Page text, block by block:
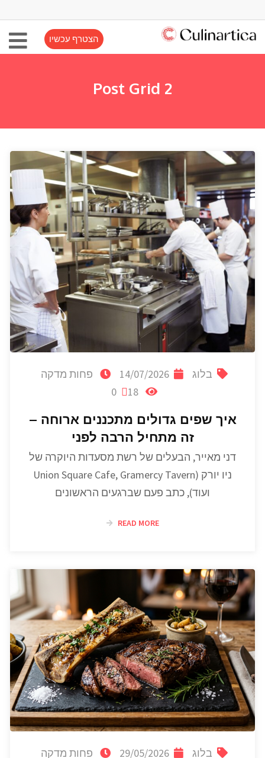
הצטרף עכשיו
Post Grid 2
בלוג 14/07/2026
פחות מדקה
18
0
איך שפים גדולים מתכננים ארוחה –
זה מתחיל הרבה לפני
דני מאייר, הבעלים של רשת מסעדות היוקרה של
ניו יורק (Union Square Cafe, Gramercy Tavern
ועוד), כתב פעם שברגעים הראשונים
READ MORE
בלוג 29/05/2026
פחות מדקה